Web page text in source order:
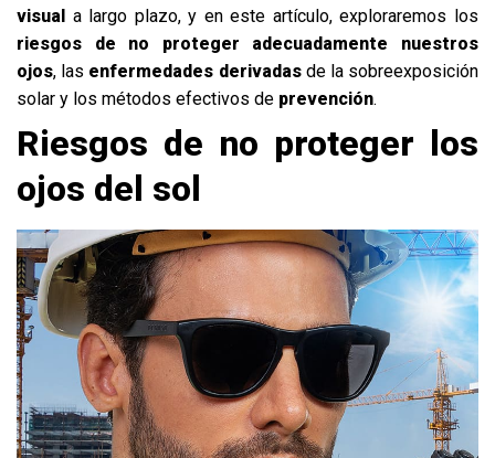
visual a largo plazo, y en este artículo, exploraremos los
riesgos de no proteger adecuadamente nuestros
ojos, las enfermedades derivadasde la sobreexposición
solar y los métodos efectivos de prevención.
Riesgos de no proteger los
ojos del sol